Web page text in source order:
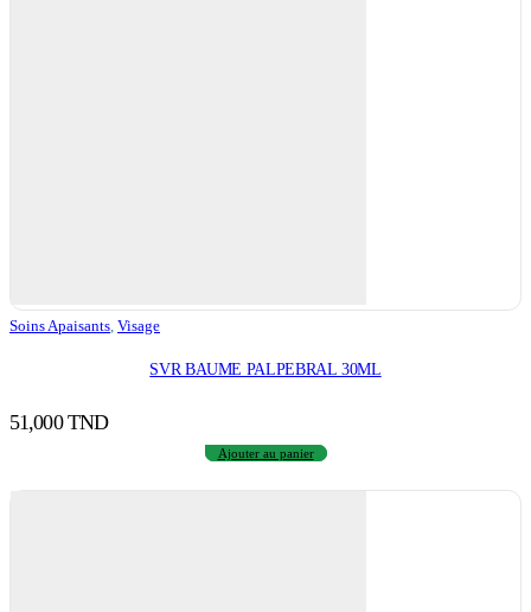
Soins Apaisants, Visage
SVR BAUME PALPEBRAL 30ML
51,000TND
Ajouter au panier